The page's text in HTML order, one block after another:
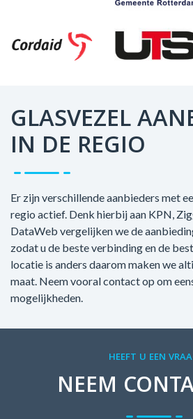
GLASVEZEL
IN DE REGIO
Er zijn verschillende aanbieders met
regio actief. Denk hierbij aan KPN,
DataWeb vergelijken we de
zodat u de beste verbinding en de
locatie is anders daarom maken we
maat. Neem vooral contact op om
mogelijkheden.
HEEFT U EEN
NEEM